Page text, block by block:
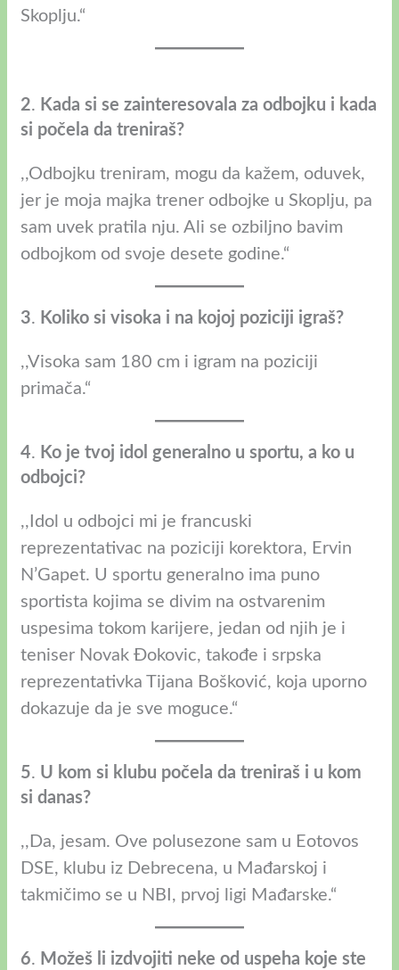
Skoplju.“
2. Kada si se zainteresovala za odbojku i kada
si počela da treniraš?
,,Odbojku treniram, mogu da kažem, oduvek,
jer je moja majka trener odbojke u Skoplju, pa
sam uvek pratila nju. Ali se ozbiljno bavim
odbojkom od svoje desete godine.“
3. Koliko si visoka i na kojoj poziciji igraš?
,,Visoka sam 180 cm i igram na poziciji
primača.“
4. Ko je tvoj idol generalno u sportu, a ko u
odbojci?
,,Idol u odbojci mi je francuski
reprezentativac na poziciji korektora, Ervin
N’Gapet. U sportu generalno ima puno
sportista kojima se divim na ostvarenim
uspesima tokom karijere, jedan od njih je i
teniser Novak Đokovic, takođe i srpska
reprezentativka Tijana Bošković, koja uporno
dokazuje da je sve moguce.“
5. U kom si klubu počela da treniraš i u kom
si danas?
,,Da, jesam. Ove polusezone sam u Eotovos
DSE, klubu iz Debrecena, u Mađarskoj i
takmičimo se u NBI, prvoj ligi Mađarske.“
6. Možeš li izdvojiti neke od uspeha koje ste